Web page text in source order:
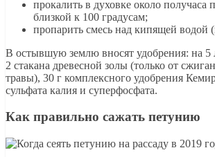
прокалить в духовке около получаса
близкой к 100 градусам;
пропарить смесь над кипящей водой
В остывшую землю вносят удобрения: на 5
2 стакана древесной золы (только от
травы), 30 г комплексного удобрения
сульфата калия и суперфосфата.
Как правильно сажать петунию